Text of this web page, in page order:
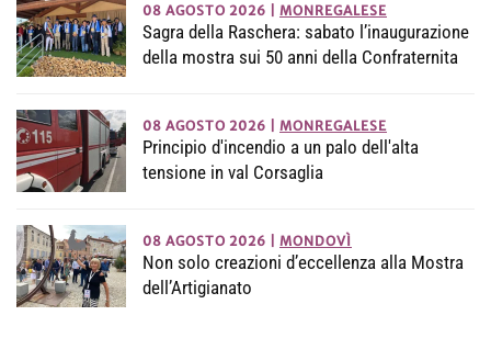
08 AGOSTO 2026 MONREGALESE
Sagra della Raschera: sabato l’inaugurazione
della mostra sui 50 anni della Confraternita
08 AGOSTO 2026 MONREGALESE
Principio d'incendio a un palo dell'alta
tensione in val Corsaglia
08 AGOSTO 2026 MONDOVÌ
Non solo creazioni d’eccellenza alla Mostra
dell’Artigianato